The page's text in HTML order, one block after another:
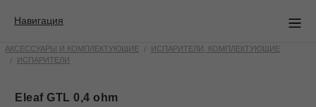
Навигация
АКСЕССУАРЫ И КОМПЛЕКТУЮЩИЕ
ИСПАРИТЕЛИ, КОМПЛЕКТУЮЩИЕ
ИСПАРИТЕЛИ
Eleaf GTL 0,4 ohm